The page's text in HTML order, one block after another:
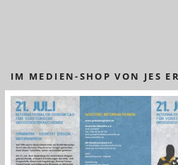
IM MEDIEN-SHOP VON JES